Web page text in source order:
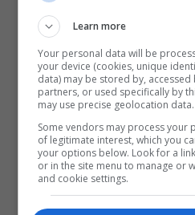
Learn more
Your personal data will be
your device (cookies, unique
data) may be stored by,
partners, or used specifically by
may use precise geolocation data.
Some vendors may process your
of legitimate interest, which you
your options below. Look for a
or in the site menu to manage or
and cookie settings.